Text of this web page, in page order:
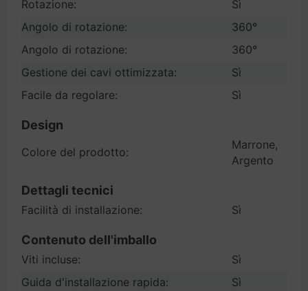
Rotazione:
Sì
Angolo di rotazione:
360°
Angolo di rotazione:
360°
Gestione dei cavi ottimizzata:
Sì
Facile da regolare:
Sì
Design
Colore del prodotto:
Marrone,
Argento
Dettagli tecnici
Facilità di installazione: Sì
Contenuto dell'imballo
Viti incluse:
Sì
Guida d'installazione rapida:
Sì